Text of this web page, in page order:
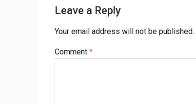
Leave a Reply
Your email address will not be published.
Comment *